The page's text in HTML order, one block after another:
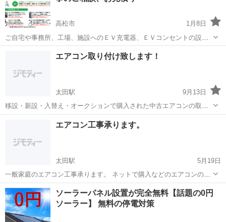
高松市
1月8日
ご自宅や事務所、工場、施設へのＥＶ充電器、ＥＶコンセントの設置
工事のご相談はコンティニューにご相談ください。 専門スタッフがお
話をお伺いし、現地を確認した上で、工事のお見積書を作成します。
電気工事 無料
エアコン取り付け致します！
太田駅
9月13日
移設・新設・入替え・オークションで購入された中古エアコンの取り
付け等何でも御相談下さい☆ 安心・丁寧な対応を心がけております☆
まずは何でもお気軽に御相談ください。 宜しくお願い致します!
電気工事
エアコン工事承ります。
太田駅
5月19日
一般家庭のエアコン工事承ります。 ネットで購入などのエアコンの取
り付け、取り外し工事など 個人の方のみの依頼受付です。 現場を見て
からになりますが、気軽に連絡頂ければ相談受けますのでよろしくお
願いします。 出来るだけ安くした...
香川 高松市 電気工事 取り外し
ソーラーパネル設置が完全無料【話題の0円
ソーラー】 無料の停電対策